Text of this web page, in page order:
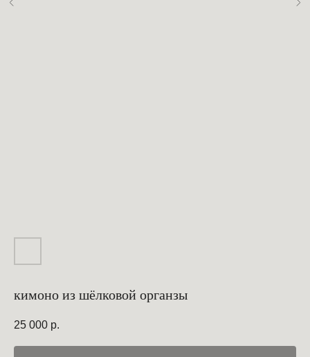
кимоно из шёлковой органзы
25 000 р.